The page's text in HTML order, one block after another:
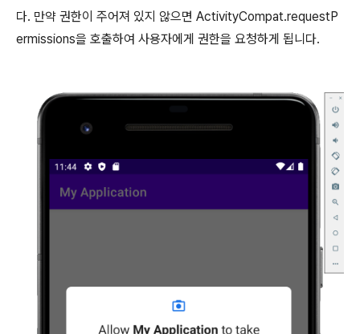
다. 만약 권한이 주어져 있지 않으면 ActivityCompat.requestP
ermissions을 호출하여 사용자에게 권한을 요청하게 됩니다.